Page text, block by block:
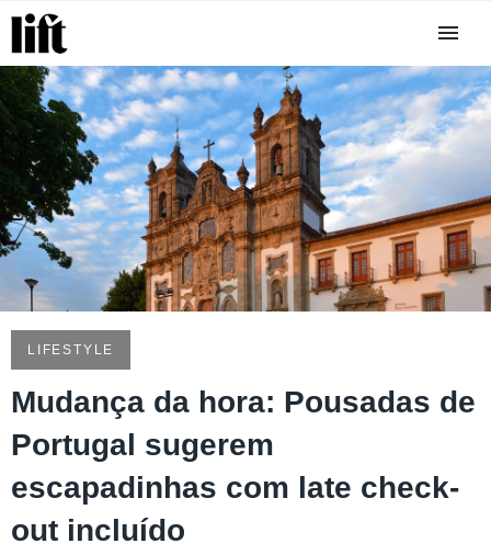
LIFESTYLE
Mudança da hora: Pousadas de
Portugal sugerem
escapadinhas com late check-
out incluído